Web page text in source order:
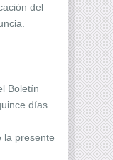
del
Boletín
días
la presente